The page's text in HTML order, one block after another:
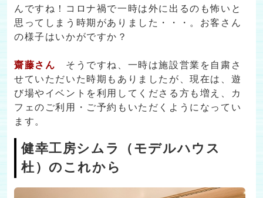
んですね！コロナ禍で一時は外に出るのも怖いと
思ってしまう時期がありました・・・。お客さん
の様子はいかがですか？
齋藤さん そうですね、一時は施設営業を自粛さ
せていただいた時期もありましたが、現在は、遊
び場やイベントを利用してくださる方も増え、カ
フェのご利用・ご予約もいただくようになってい
ます。
健幸工房シムラ（モデルハウス
杜）のこれから